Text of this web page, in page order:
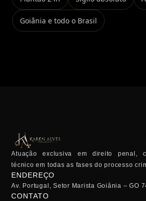
Goiânia e todo o Brasil
Atuação exclusiva em direito penal,
técnico em todas as fases do processo
ENDEREÇO
Av. Portugal, Setor Marista Goiânia – GO
CONTATO